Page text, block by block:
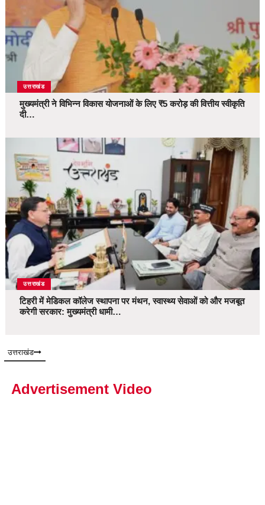
उत्तराखंड
मुख्यमंत्री ने विभिन्न विकास योजनाओं के लिए ₹5 करोड़ की वित्तीय स्वीकृति
दी…
उत्तराखंड
टिहरी में मेडिकल कॉलेज स्थापना पर मंथन, स्वास्थ्य सेवाओं को और मजबूत
करेगी सरकार: मुख्यमंत्री धामी…
उत्तराखंड
Advertisement Video